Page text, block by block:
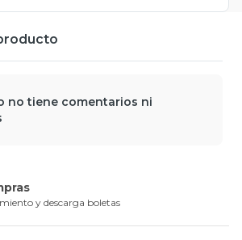
no tiene comentarios ni
y descarga boletas